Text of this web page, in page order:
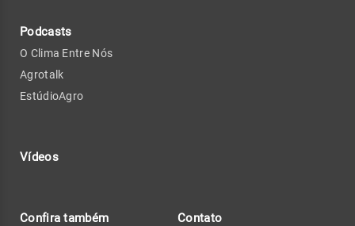
Podcasts
O Clima Entre Nós
Agrotalk
EstúdioAgro
Vídeos
Confira também Contato